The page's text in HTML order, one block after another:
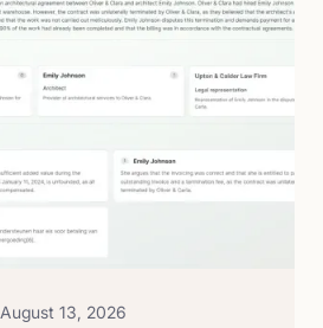
August 13, 2026